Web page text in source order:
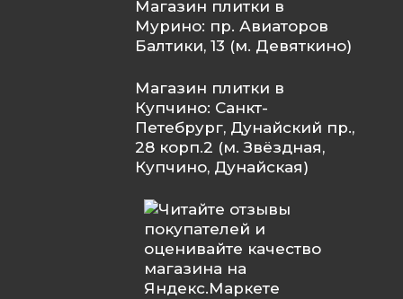
Магазин плитки в
Мурино: пр. Авиаторов
Балтики, 13 (м. Девяткино)
Магазин плитки в
Купчино: Санкт-
Петебрург, Дунайский пр.,
28 корп.2 (м. Звёздная,
Купчино, Дунайская)